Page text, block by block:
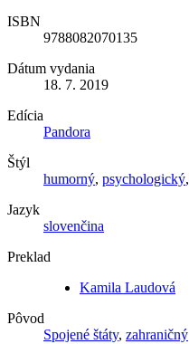
ISBN
9788082070135
Dátum vydania
18. 7. 2019
Edícia
Pandora
Štýl
humorný, psychologický,
Jazyk
slovenčina
Preklad
Kamila Laudová
Pôvod
Spojené štáty, zahraničný